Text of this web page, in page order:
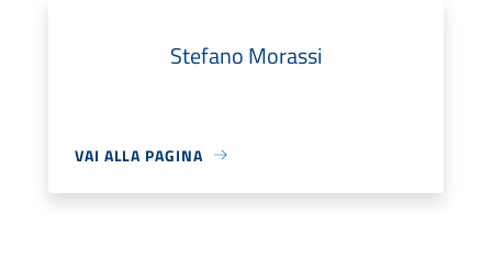
Stefano Morassi
VAI ALLA PAGINA